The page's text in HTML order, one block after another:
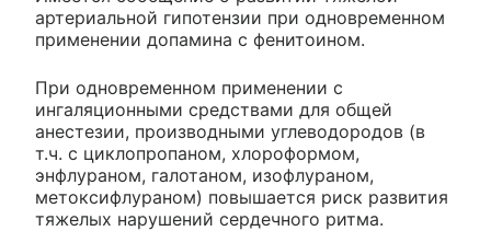
артериальной гипотензии при одновременном
применении допамина с фенитоином.
При одновременном применении с
ингаляционными средствами для общей
анестезии, производными углеводородов (в
т.ч. с циклопропаном, хлороформом,
энфлураном, галотаном, изофлураном,
метоксифлураном) повышается риск развития
тяжелых нарушений сердечного ритма.